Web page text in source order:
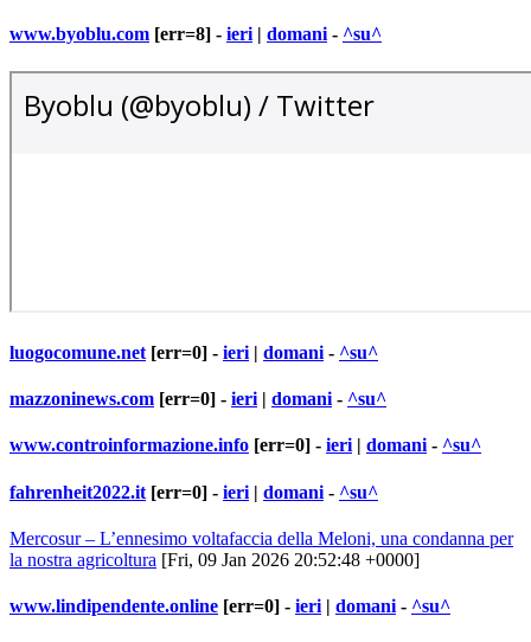
www.byoblu.com [err=8] - ieri | domani - ^su^
luogocomune.net [err=0] - ieri | domani - ^su^
mazzoninews.com [err=0] - ieri | domani - ^su^
www.controinformazione.info [err=0] - ieri | domani - ^su^
fahrenheit2022.it [err=0] - ieri | domani - ^su^
Mercosur – L’ennesimo voltafaccia della Meloni, una condanna per
la nostra agricoltura [Fri, 09 Jan 2026 20:52:48 +0000]
www.lindipendente.online [err=0] - ieri | domani - ^su^